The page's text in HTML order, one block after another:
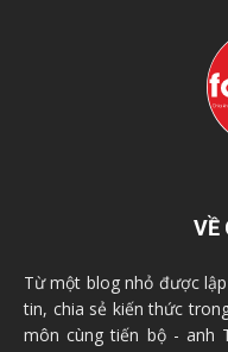
VỀ
Từ một blog nhỏ được
tin, chia sẻ kiến thức
môn cùng tiến bộ - anh